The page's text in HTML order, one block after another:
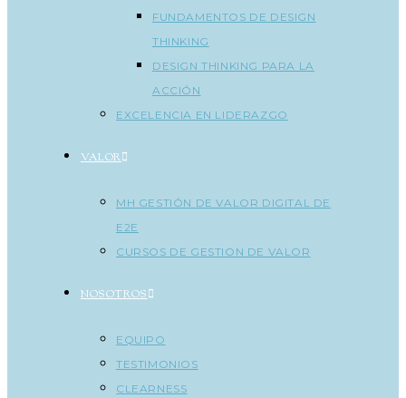
FUNDAMENTOS DE DESIGN
THINKING
DESIGN THINKING PARA LA
ACCIÓN
EXCELENCIA EN LIDERAZGO
VALOR
MH GESTIÓN DE VALOR DIGITAL DE
E2E
CURSOS DE GESTION DE VALOR
NOSOTROS
EQUIPO
TESTIMONIOS
CLEARNESS